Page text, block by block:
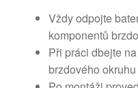
Vždy odpojte
komponentů
Při práci dbejte
brzdového